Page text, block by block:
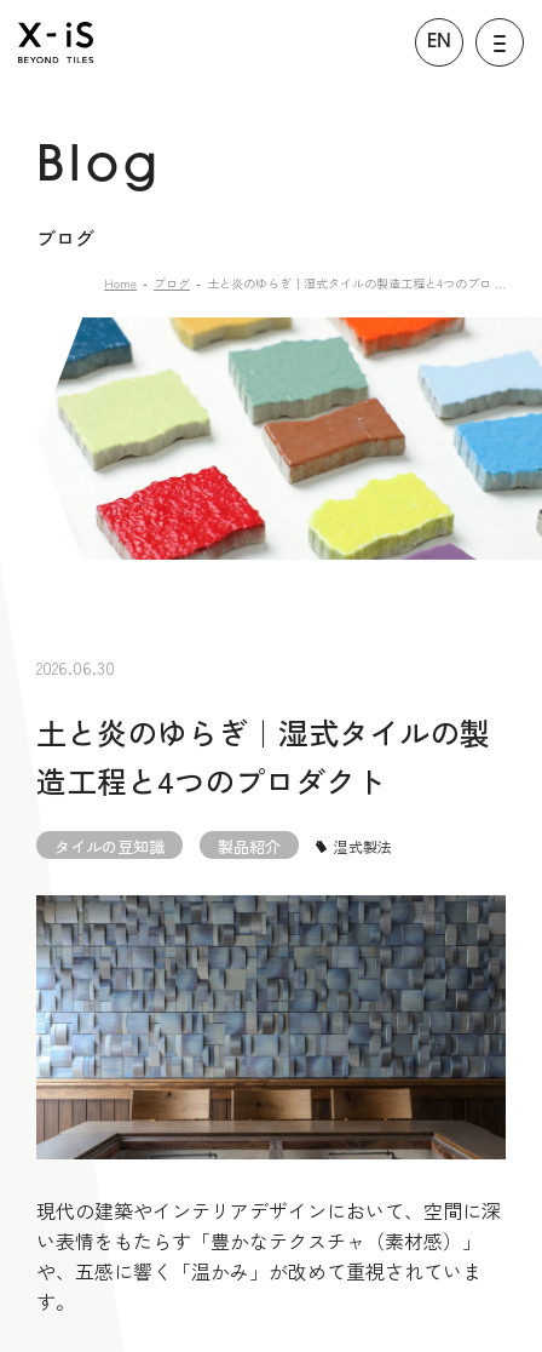
EN
Blog
ブログ
Home ブログ 土と炎のゆらぎ｜湿式タイルの製造工程と4つのプロ …
2026.06.30
土と炎のゆらぎ｜湿式タイルの製
造工程と4つのプロダクト
タイルの豆知識 製品紹介 湿式製法
現代の建築やインテリアデザインにおいて、空間に深
い表情をもたらす「豊かなテクスチャ（素材感）」
や、五感に響く「温かみ」が改めて重視されていま
す。